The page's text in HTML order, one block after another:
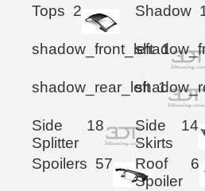
Tops 2 Shadow
shadow_front_left 1
shadow_rear_left 1
Side
Splitter
18
Side
Skirts
14
Spoilers 57
Roof
Spoiler
6